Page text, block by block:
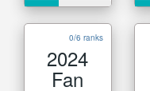
0/6 ranks
2024
Fan